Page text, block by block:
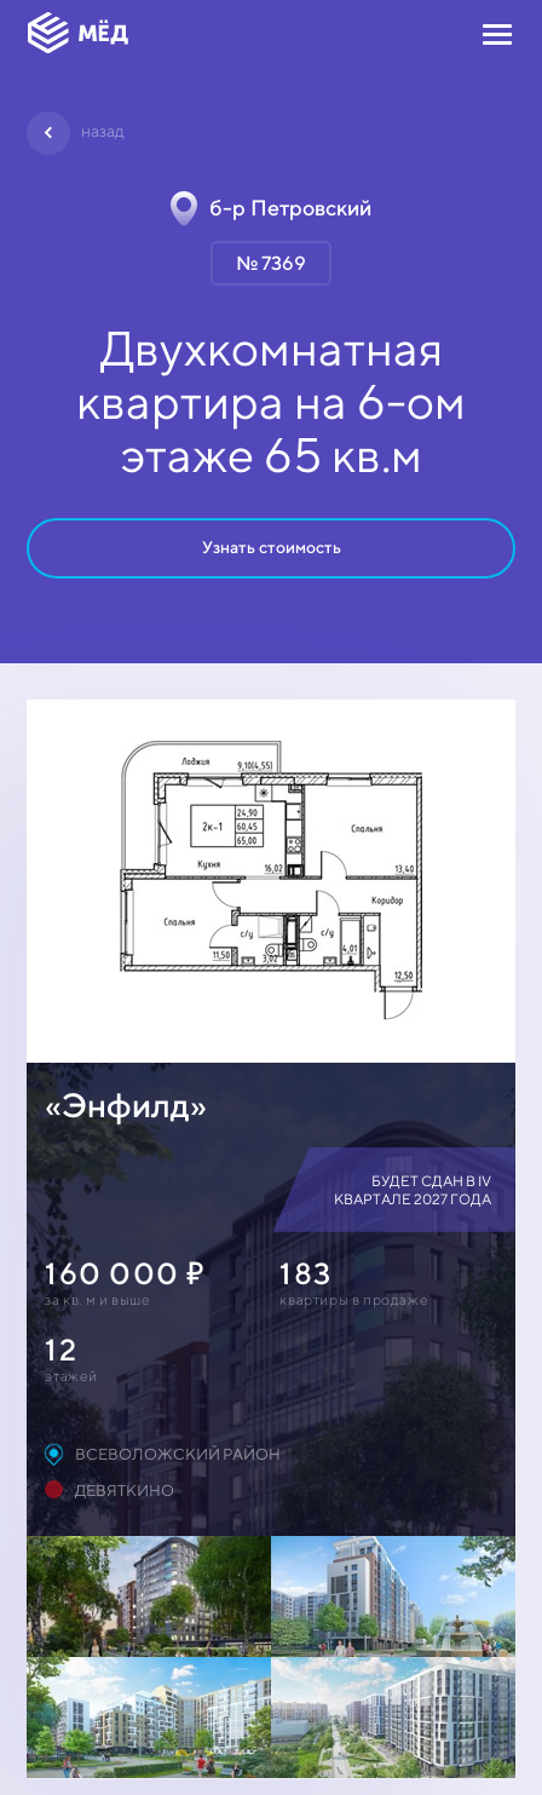
назад
б-р Петровский
№ 7369
Двухкомнатная
квартира на 6-ом
этаже 65 кв.м
Узнать стоимость
«Энфилд»
БУДЕТ СДАН В IV
КВАРТАЛЕ 2027 ГОДА
160 000
за кв. м и выше
183
квартиры в продаже
12
этажей
ВСЕВОЛОЖСКИЙ РАЙОН
ДЕВЯТКИНО